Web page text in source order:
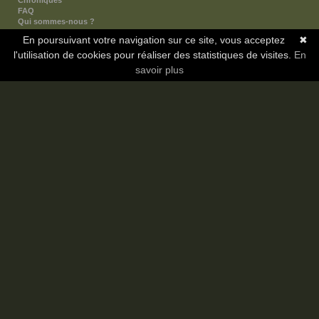
FAQ
Qui sommes-nous ?
Nos partenaires
Faites-nous connaitre
Nous contacter
✖
En poursuivant votre navigation sur ce site, vous acceptez
l'utilisation de cookies pour réaliser des statistiques de visites. En
savoir plus